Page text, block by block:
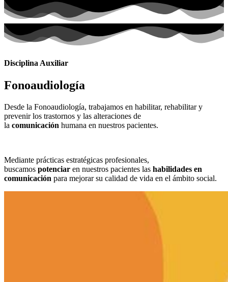
Disciplina Auxiliar
Fonoaudiología
Desde la Fonoaudiología, trabajamos en habilitar, rehabilitar y
prevenir los trastornos y las alteraciones de
la comunicación humana en nuestros pacientes.
Mediante prácticas estratégicas profesionales,
buscamos potenciar en nuestros pacientes las habilidades en
comunicación para mejorar su calidad de vida en el ámbito social.